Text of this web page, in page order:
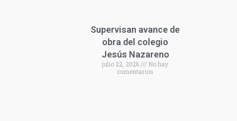
Supervisan avance de
obra del colegio
Jesús Nazareno
julio 22, 2026
No hay
comentarios